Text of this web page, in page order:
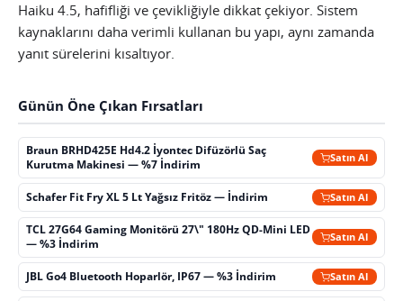
Haiku 4.5, hafifliği ve çevikliğiyle dikkat çekiyor. Sistem
kaynaklarını daha verimli kullanan bu yapı, aynı zamanda
yanıt sürelerini kısaltıyor.
Günün Öne Çıkan Fırsatları
Braun BRHD425E Hd4.2 İyontec Difüzörlü Saç
Kurutma Makinesi — %7 İndirim
Satın Al
Schafer Fit Fry XL 5 Lt Yağsız Fritöz — İndirim Satın Al
TCL 27G64 Gaming Monitörü 27\" 180Hz QD-Mini LED
— %3 İndirim
Satın Al
JBL Go4 Bluetooth Hoparlör, IP67 — %3 İndirim Satın Al